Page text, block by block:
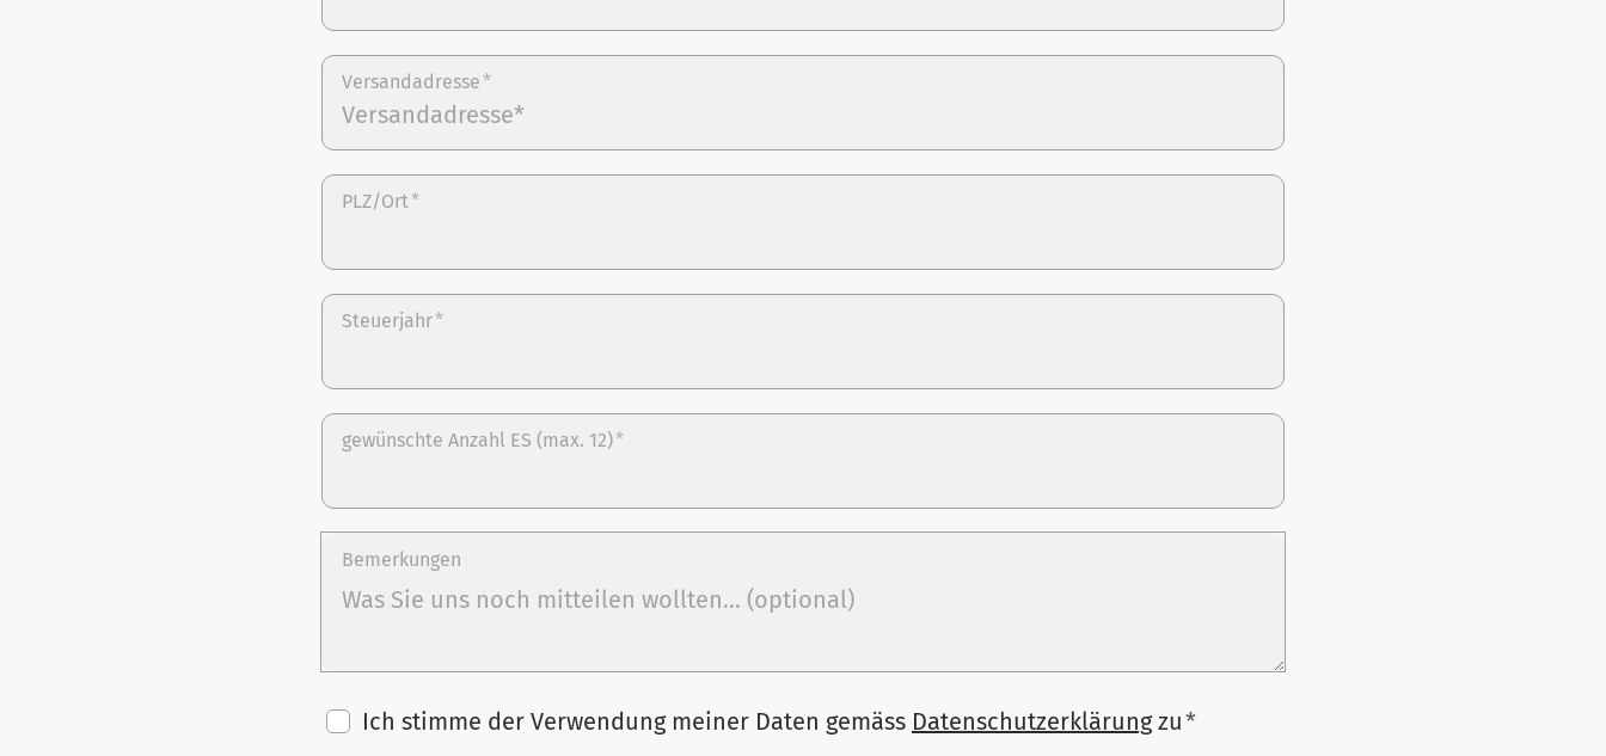
Versandadresse*
PLZ/Ort*
Steuerjahr*
gewünschte Anzahl ES (max. 12)*
Bemerkungen
Ich stimme der Verwendung meiner Daten gemäss Datenschutzerklärungzu*